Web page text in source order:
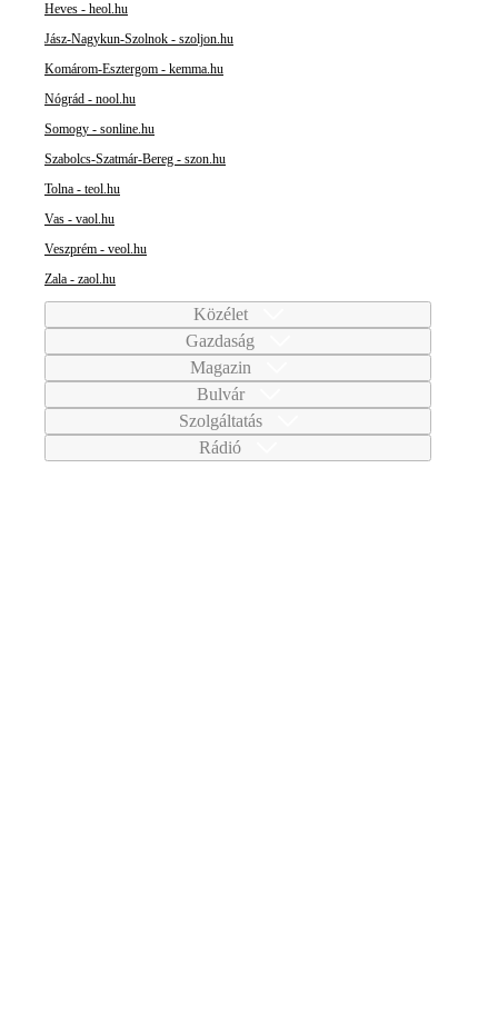
Heves - heol.hu
Jász-Nagykun-Szolnok - szoljon.hu
Komárom-Esztergom - kemma.hu
Nógrád - nool.hu
Somogy - sonline.hu
Szabolcs-Szatmár-Bereg - szon.hu
Tolna - teol.hu
Vas - vaol.hu
Veszprém - veol.hu
Zala - zaol.hu
Közélet
Gazdaság
Magazin
Bulvár
Szolgáltatás
Rádió